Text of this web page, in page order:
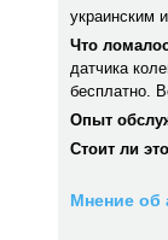
украинским
Что
датчика
бесплатно.
Опыт
Стоит ли
Мнение об